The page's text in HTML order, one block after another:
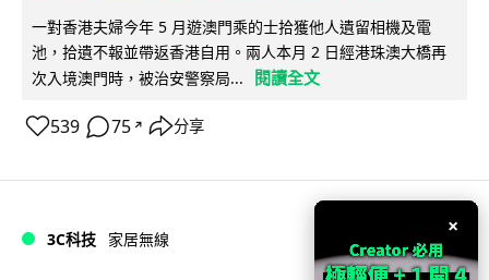
一對香港夫婦今年 5 月遊澳門乘的士拾獲他人遺留相機及電
池，拾遺不報並帶返香港自用。兩人本月 2 日經港珠澳大橋再
次入境澳門時，被治安警察局...
閱讀全文
539 75 ↗ 分享
3C科技 家居無線
×